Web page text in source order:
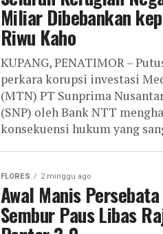
Miliar Dibebankan
Riwu Kaho
KUPANG, PENATIMOR –
perkara korupsi investasi
(MTN) PT Sunprima
(SNP) oleh Bank NTT
konsekuensi hukum yang
FLORES 2 minggu ago
Awal Manis
Sembur Paus Libas